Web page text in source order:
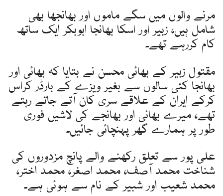
مرنے والوں میں سگے ماموں اور بھانجھا بھی
شامل ہیں، زبیر اور اسکا بھانجا ابوبکر ایک ساتھ
کام کررہے تھے۔
مقتول زبیر کے بھائی محسن نے بتایا کہ بھائی اور
بھانجا کئی سالوں سے بغیر ویزے کے بارڈر کراس
کرکے ایران کے علاقے سری کان آتے جاتے رہتے
تھے، میرے بھائی اور بھانجے کی لاشیں فوری
طور پر ہمارے گھر پہنچائی جائیں۔
علی پور سے تعلق رکھنے والے پانچ مزدوروں کی
شناخت محمد آصف، محمد اصغر، محمد اختر،
محمد شعیب اور شبیر کے نام سے ہوئی ہے۔